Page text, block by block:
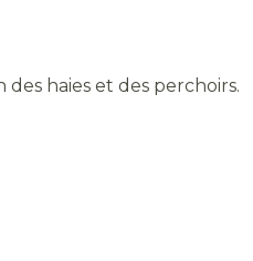
des haies et des perchoirs.